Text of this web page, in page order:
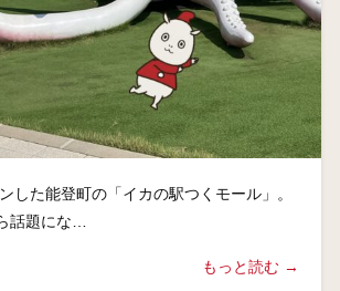
した能登町の「イカの駅つくモール」。
話題にな…
もっと読む →